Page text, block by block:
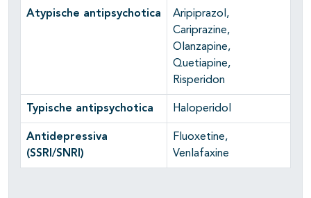
Atypische antipsychotica
Aripiprazol,
Cariprazine,
Olanzapine,
Quetiapine,
Risperidon
Typische antipsychotica Haloperidol
Antidepressiva
(SSRI/SNRI)
Fluoxetine,
Venlafaxine